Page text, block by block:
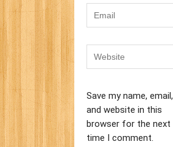
Save my name, email,
and website in this
browser for the next
time I comment.